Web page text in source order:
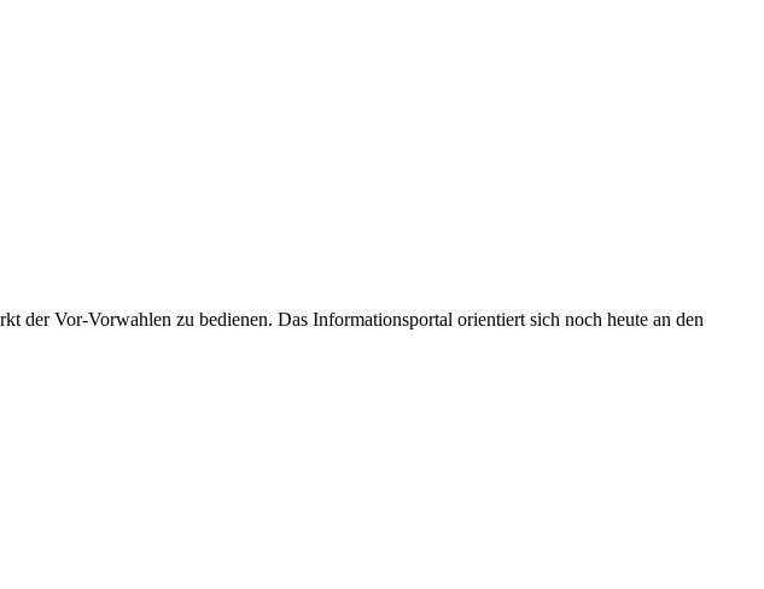
der Vor-Vorwahlen zu bedienen. Das Informationsportal orientiert sich noch heute an den